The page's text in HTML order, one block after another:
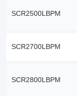
SCR2500LBPM
SCR2700LBPM
SCR2800LBPM